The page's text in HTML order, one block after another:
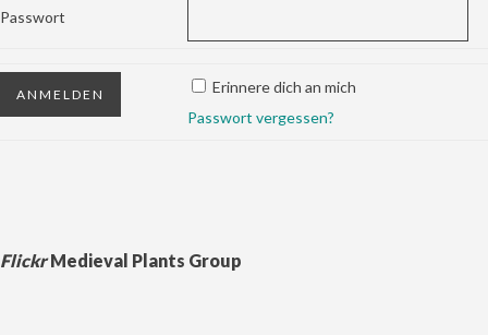
Passwort
Erinnere dich an mich
Passwort vergessen?
FlickrMedieval Plants Group